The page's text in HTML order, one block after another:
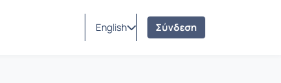
English Σύνδεση